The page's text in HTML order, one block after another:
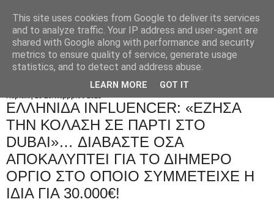
ΕΛΛΗΝΙΔΑ INFLUENCER: «ΕΖΗΣΑ
ΤΗΝ ΚΟΛΑΣΗ ΣΕ ΠΑΡΤΙ ΣΤΟ
DUBAI»… ΔΙΑΒΑΣΤΕ ΟΣΑ
ΑΠΟΚΑΛΥΠΤΕΙ ΓΙΑ ΤΟ ΔΙΗΜΕΡΟ
ΟΡΓΙΟ ΣΤΟ ΟΠΟΙΟ ΣΥΜΜΕΤΕΙΧΕ Η
ΙΔΙΑ ΓΙΑ 30.000€!
This site uses cookies from Google to deliver its services
and to analyze traffic. Your IP address and user-agent are
shared with Google along with performance and security
metrics to ensure quality of service, generate usage
statistics, and to detect and address abuse.
LEARN MORE GOT IT